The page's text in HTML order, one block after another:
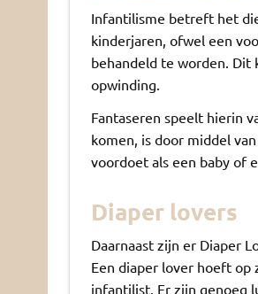
Infantilisme betreft het
kinderjaren, ofwel een
behandeld te worden. Dit
opwinding.
Fantaseren speelt hierin
komen, is door middel
voordoet als een baby of
Diaper lovers
Daarnaast zijn er Diaper
Een diaper lover hoeft op
infantilist. Er zijn genoeg